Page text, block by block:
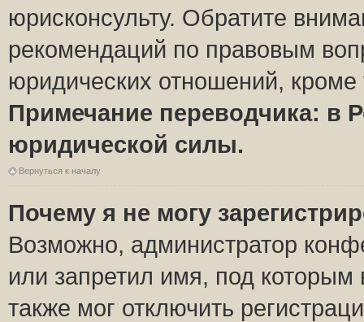
юрисконсульту. Обратите
рекомендаций по правовым
юридических отношений,
Примечание переводчика: в
юридической силы.
Вернуться к началу
Почему я не могу
Возможно, администратор
или запретил имя, под которым
также мог отключить